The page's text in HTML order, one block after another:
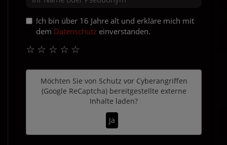
Ich bin über 16 Jahre alt und erkläre mich mit
dem Datenschutz einverstanden.
☆
☆
☆
☆
☆
Möchten Sie von Schutz vor Cyberangriffen
(Google ReCaptcha)bereitgestellte externe
Inhalte laden?
Ja